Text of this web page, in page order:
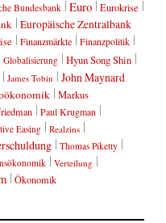
Bundesbank Euro Eurokrise
Europäische Zentralbank
Finanzmärkte
Finanzpolitik
Globalisierung Hyun Song Shin
James Tobin
John Maynard
Markus
Paul Krugman
Easing Realzins
Thomas Piketty
Verteilung
Ökonomik